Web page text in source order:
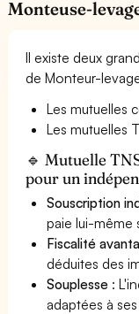
Monteuse-
Il existe deux
de Monteur-
Les mutuelles
Les mutuelles
🔹 Mutuelle
pour un
Souscription
paie lui-même
Fiscalité
déduites des
Souplesse :
adaptées à